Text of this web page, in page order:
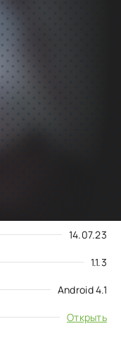
14.07.23
1.1.3
Android 4.1
Открыть